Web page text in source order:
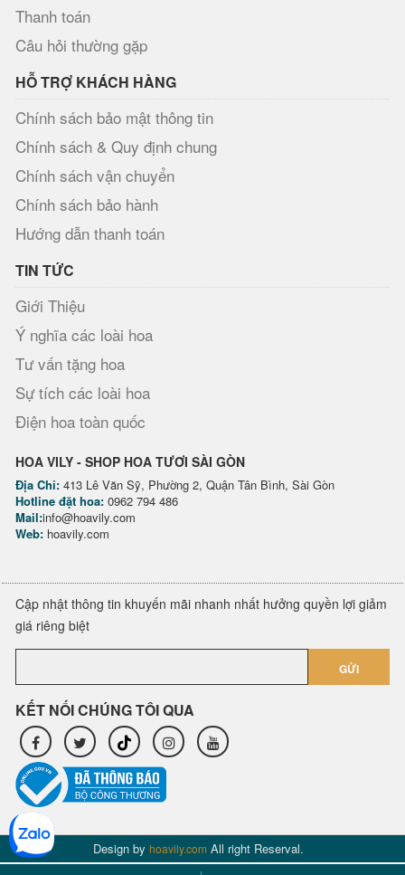
Thanh toán
Câu hỏi thường gặp
HỖ TRỢ KHÁCH HÀNG
Chính sách bảo mật thông tin
Chính sách & Quy định chung
Chính sách vận chuyển
Chính sách bảo hành
Hướng dẫn thanh toán
TIN TỨC
Giới Thiệu
Ý nghĩa các loài hoa
Tư vấn tặng hoa
Sự tích các loài hoa
Điện hoa toàn quốc
HOA VILY - SHOP HOA TƯƠI SÀI GÒN
Địa Chỉ: 413 Lê Văn Sỹ, Phường 2, Quận Tân Bình, Sài Gòn
Hotline đặt hoa: 0962 794 486
Mail:info@hoavily.com
Web: hoavily.com
Cập nhật thông tin khuyến mãi nhanh nhất hưởng quyền lợi giảm
giá riêng biệt
GỬI
KẾT NỐI CHÚNG TÔI QUA
Design by hoavily.com All right Reserval.